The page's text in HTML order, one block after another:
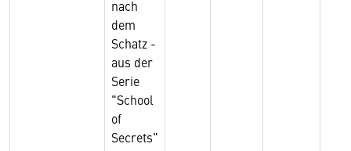
nach
dem
Schatz -
aus der
Serie
"School
of
Secrets"